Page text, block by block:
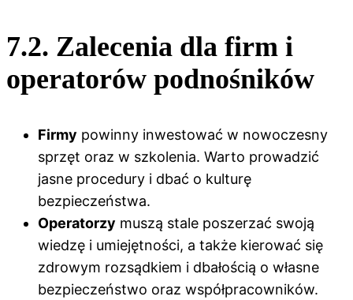
7.2. Zalecenia dla firm i
operatorów podnośników
Firmy powinny inwestować w nowoczesny
sprzęt oraz w szkolenia. Warto prowadzić
jasne procedury i dbać o kulturę
bezpieczeństwa.
Operatorzy muszą stale poszerzać swoją
wiedzę i umiejętności, a także kierować się
zdrowym rozsądkiem i dbałością o własne
bezpieczeństwo oraz współpracowników.